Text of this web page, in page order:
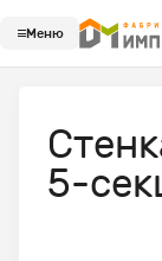
Меню
5-